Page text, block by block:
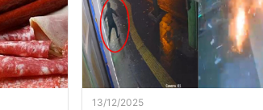
13/12/2025